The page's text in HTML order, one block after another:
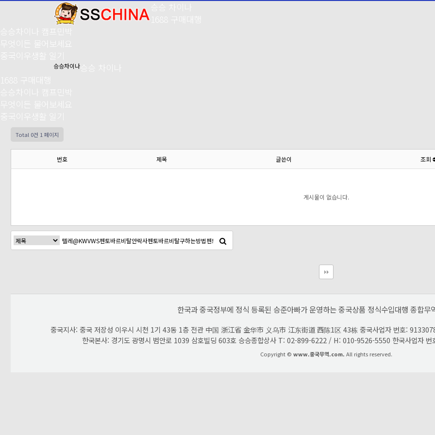
승승 차이나
1688 구매대행
승승차이나 캠프민박
무엇이든 물어보세요
중국이우생활 일기
승승차이나 승승 차이나
1688 구매대행
승승차이나 캠프민박
무엇이든 물어보세요
중국이우생활 일기
Total 0건 1 페이지
번호 제목 글쓴이 조회
게시물이 없습니다.
한국과 중국정부에 정식 등록된 승준아빠가 운영하는 중국상품 정식수입대행 종합무
중국지사: 중국 저장성 이우시 시천 1기 43동 1층 전관 中国 浙江省 金华市 义乌市 江东街道 西陈1区 43栋 중국사업자 번호:
한국본사: 경기도 광명시 범안로 1039 삼호빌딩 603호 승승종합상사 T: 02-899-6222 / H: 010-9526-5550 한국사업자
Copyright © www.중국무역.com. All rights reserved.